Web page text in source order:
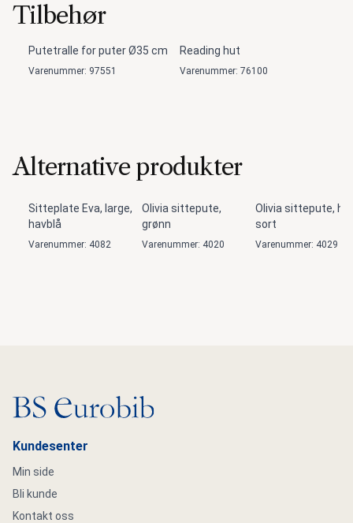
Tilbehør
Putetralle for puter Ø35 cm
Varenummer: 97551
Reading hut
Varenummer: 76100
Alternative produkter
Sitteplate Eva, large,
havblå
Varenummer: 4082
Olivia sittepute,
grønn
Varenummer: 4020
Olivia sittepute,
sort
Varenummer: 4029
Gå til hovedsiden
Kundesenter
Min side
Bli kunde
Kontakt oss